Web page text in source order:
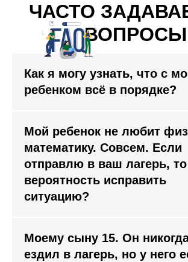
ЧАСТО
ВОПРОСЫ
Как я могу узнать, что с
ребенком всё в порядке?
Мой ребенок не любит
математику. Совсем. Если
отправлю в ваш лагерь, то
вероятность исправить
ситуацию?
Моему сыну 15. Он
ездил в лагерь, но у него